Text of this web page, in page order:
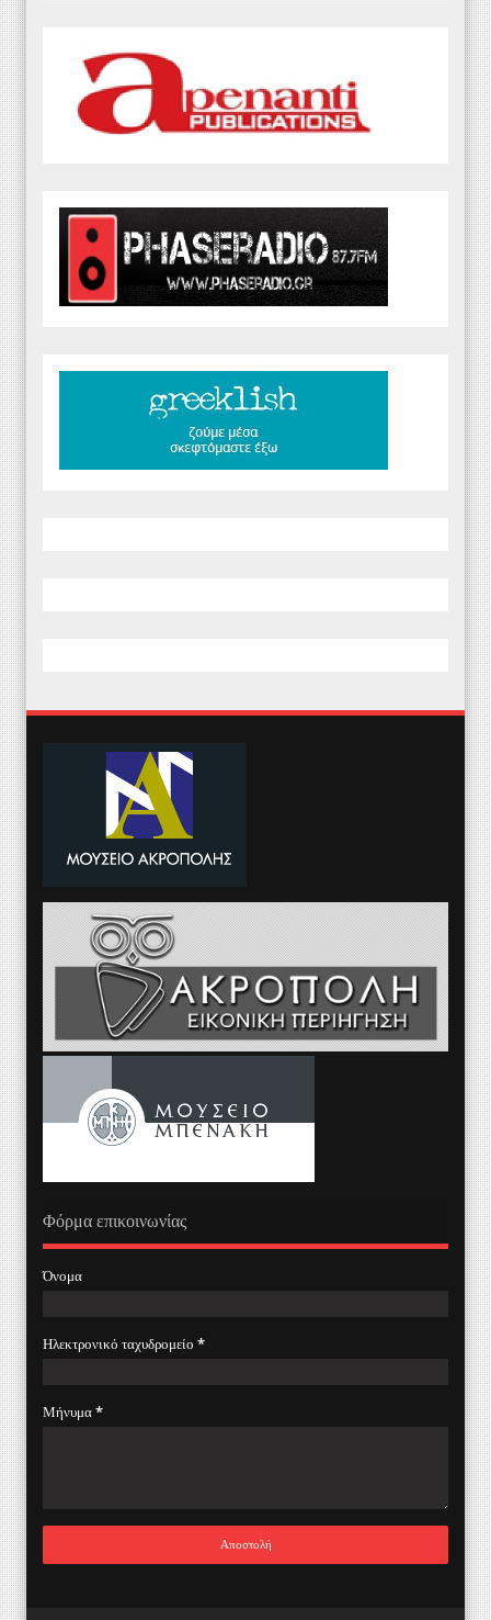
Φόρμα επικοινωνίας
Όνομα
Ηλεκτρονικό ταχυδρομείο *
Μήνυμα*